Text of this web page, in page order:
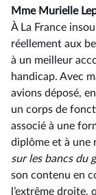
Mme Murielle
À La France
réellement aux
à un meilleur
handicap. Avec
avions déposé,
un corps de
associé à une
diplôme et à une
surlesbancsdu
son contenu en
l’extrême